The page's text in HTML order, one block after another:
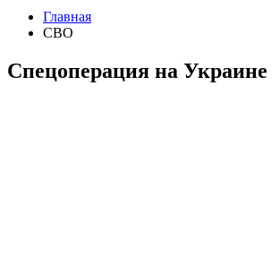
Главная
СВО
Спецоперация на Украине